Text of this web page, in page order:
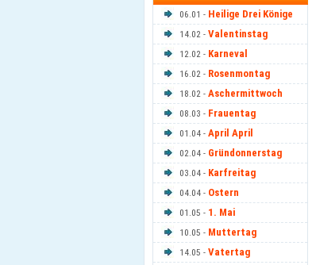
06.01 - Heilige Drei Könige
14.02 - Valentinstag
12.02 - Karneval
16.02 - Rosenmontag
18.02 - Aschermittwoch
08.03 - Frauentag
01.04 - April April
02.04 - Gründonnerstag
03.04 - Karfreitag
04.04 - Ostern
01.05 - 1. Mai
10.05 - Muttertag
14.05 - Vatertag